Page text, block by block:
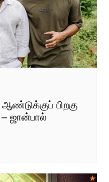
ஆண்டுக்குப் பிறகு
ஜான்பால்